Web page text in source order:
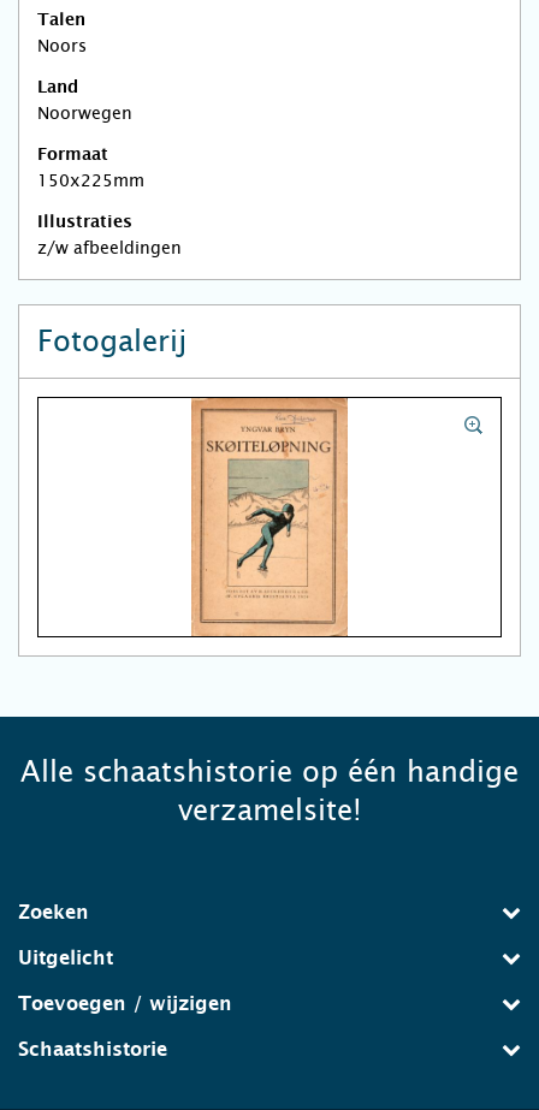
Talen
Noors
Land
Noorwegen
Formaat
150x225mm
Illustraties
z/w afbeeldingen
Fotogalerij
Alle schaatshistorie op één handige
verzamelsite!
Zoeken
Uitgelicht
Toevoegen / wijzigen
Schaatshistorie